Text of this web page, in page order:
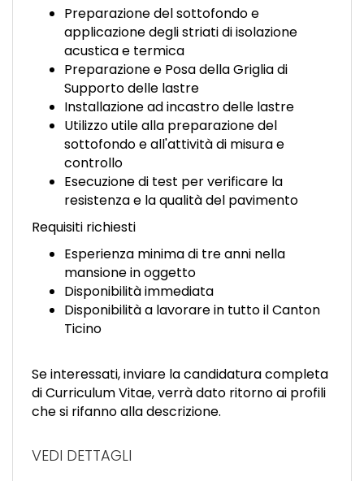
DE
ES
PT
Preparazione del sottofondo e
applicazione degli striati di isolazione
acustica e termica
Preparazione e Posa della Griglia di
Supporto delle lastre
Installazione ad incastro delle lastre
Utilizzo utile alla preparazione del
sottofondo e all'attività di misura e
controllo
Esecuzione di test per verificare la
resistenza e la qualità del pavimento
Requisiti richiesti
Esperienza minima di tre anni nella
mansione in oggetto
Disponibilità immediata
Disponibilità a lavorare in tutto il Canton
Ticino
Se interessati, inviare la candidatura completa
di Curriculum Vitae, verrà dato ritorno ai profili
che si rifanno alla descrizione.
VEDI DETTAGLI